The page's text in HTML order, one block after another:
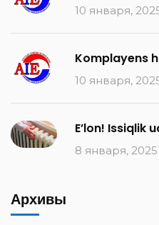
10 января,
Komplayens
10 января,
E’lon! Issiqlik
8 января, 2025
Архивы